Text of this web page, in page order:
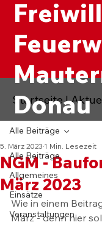
Donau
Alle Beiträge
Allgemeines
Einsätze
Veranstaltungen
Alle Beiträge
NGM -
März 2023
5. März 2023 1 Min. Lesezeit
Wie in einem
März - denn hier
Startseite|